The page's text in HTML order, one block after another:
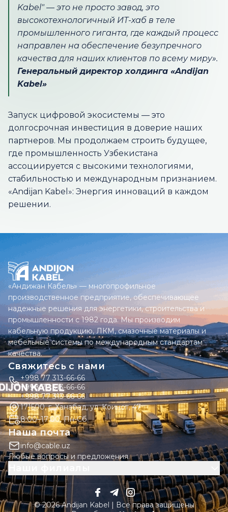
Kabel" — это не просто завод, это
высокотехнологичный ИТ-хаб в теле
промышленного гиганта, где каждый процесс
направлен на обеспечение безупречного
качества для наших клиентов по всему миру».
Генеральный директор холдинга «Andijan
Kabel»
Запуск цифровой экосистемы — это
долгосрочная инвестиция в доверие наших
партнеров. Мы продолжаем строить будущее,
где промышленность Узбекистана
ассоциируется с высокими технологиями,
стабильностью и международным признанием.
«Andijan Kabel»: Энергия инноваций в каждом
решении.
«Андижан Кабель» — многопрофильное
производственное предприятие, обеспечивающее
надежные решения для энергетики, строительства и
промышленности с 1982 года. Мы производим
кабельную продукцию, ЛКМ, смазочные материалы и
мебельные системы по международным стандартам
качества.
Свяжитесь с нами
+998 77 313-66-66
+998 77 313-66-66
+998 77 313-66-66
171500, г. Ханабад, ул. Коинот, 47
8:00–17:00, Пн-Сб
Наша почта
info@cable.uz
Любые вопросы и предложения
© 2026 Andijan Kabel | Все права защищены